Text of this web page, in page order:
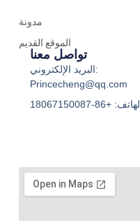
مدونة
الموقع القديم
تواصل معنا
البريد الإلكتروني:
Princecheng@qq.com